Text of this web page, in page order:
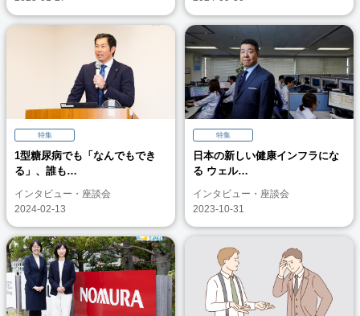
特集
1型糖尿病でも「なんでもでき
る」、誰も…
インタビュー・座談会
2024-02-13
特集
日本の新しい健康インフラにな
る ウェル…
インタビュー・座談会
2023-10-31